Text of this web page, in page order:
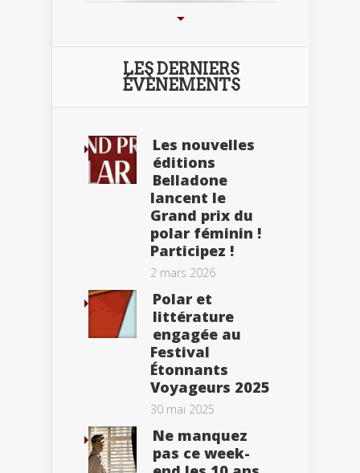
LES DERNIERS
ÉVÈNEMENTS
Les nouvelles
éditions
Belladone
lancent le
Grand prix du
polar féminin !
Participez !
2 mars 2026
Polar et
littérature
engagée au
Festival
Étonnants
Voyageurs 2025
30 mai 2025
Ne manquez
pas ce week-